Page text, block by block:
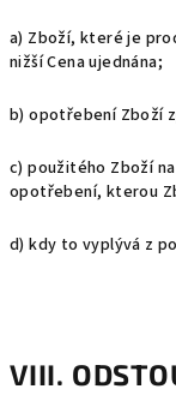
a) Zboží, které je
nižší Cena ujednána;
b) opotřebení Zboží
c) použitého Zboží
opotřebení, kterou
d) kdy to vyplývá z
VIII.